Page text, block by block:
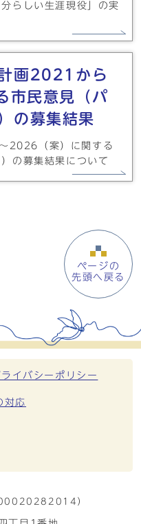
らしい生涯現役」の実
画2021から
市民意見（パ
の募集結果
2026（案）に関する
の募集結果について
ページの
先頭へ戻る
イバシーポリシー
対応
）